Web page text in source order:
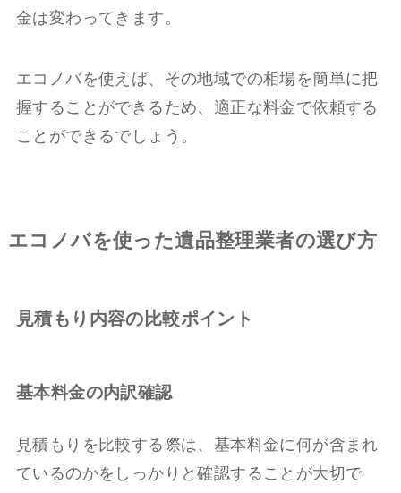
金は変わってきます。
エコノバを使えば、その地域での相場を簡単に把
握することができるため、適正な料金で依頼する
ことができるでしょう。
エコノバを使った遺品整理業者の選び方
見積もり内容の比較ポイント
基本料金の内訳確認
見積もりを比較する際は、基本料金に何が含まれ
ているのかをしっかりと確認することが大切で